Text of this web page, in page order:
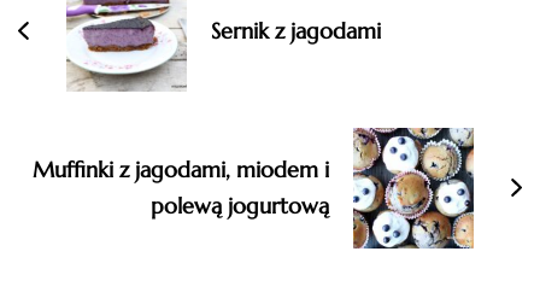
Sernik z jagodami
Muffinki z jagodami, miodem i
polewą jogurtową